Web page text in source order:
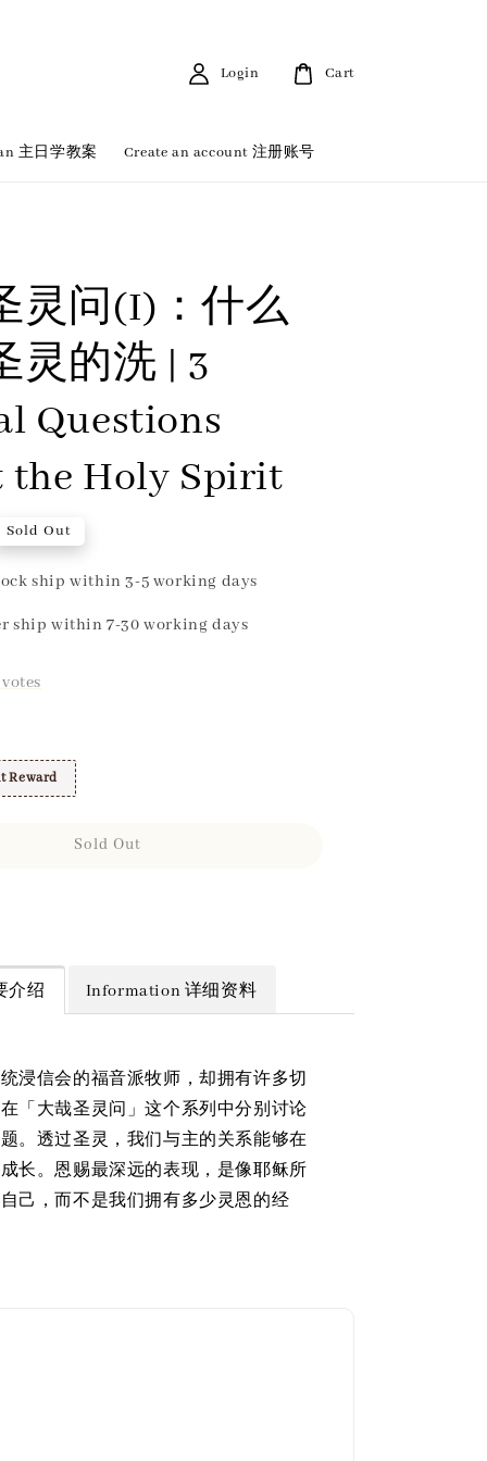
主日学教案 Create an account 注册账号
Login Cart
灵问(I)：什么
灵的洗 | 3
Questions
the Holy Spirit
Sold Out
ship within 3-5 working days
ship within 7-30 working days
Reward
Sold Out
介绍 Information 详细资料
浸信会的福音派牧师，却拥有许多切
「大哉圣灵问」这个系列中分别讨论
。透过圣灵，我们与主的关系能够在
长。恩赐最深远的表现，是像耶稣所
己，而不是我们拥有多少灵恩的经